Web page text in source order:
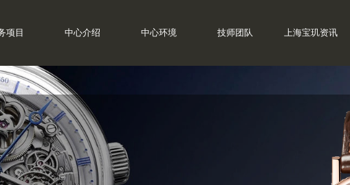
项目 中心介绍 中心环境 技师团队 上海宝玑资讯